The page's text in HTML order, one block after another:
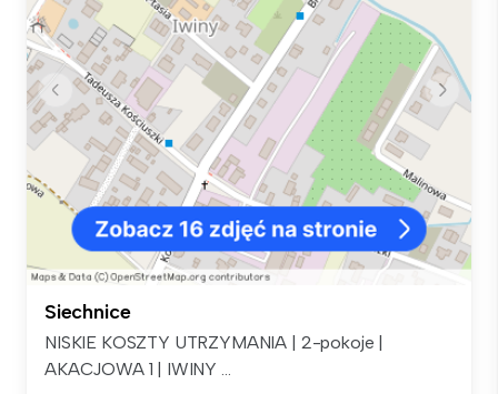
Siechnice
NISKIE KOSZTY UTRZYMANIA | 2-pokoje |
AKACJOWA 1 | IWINY ...